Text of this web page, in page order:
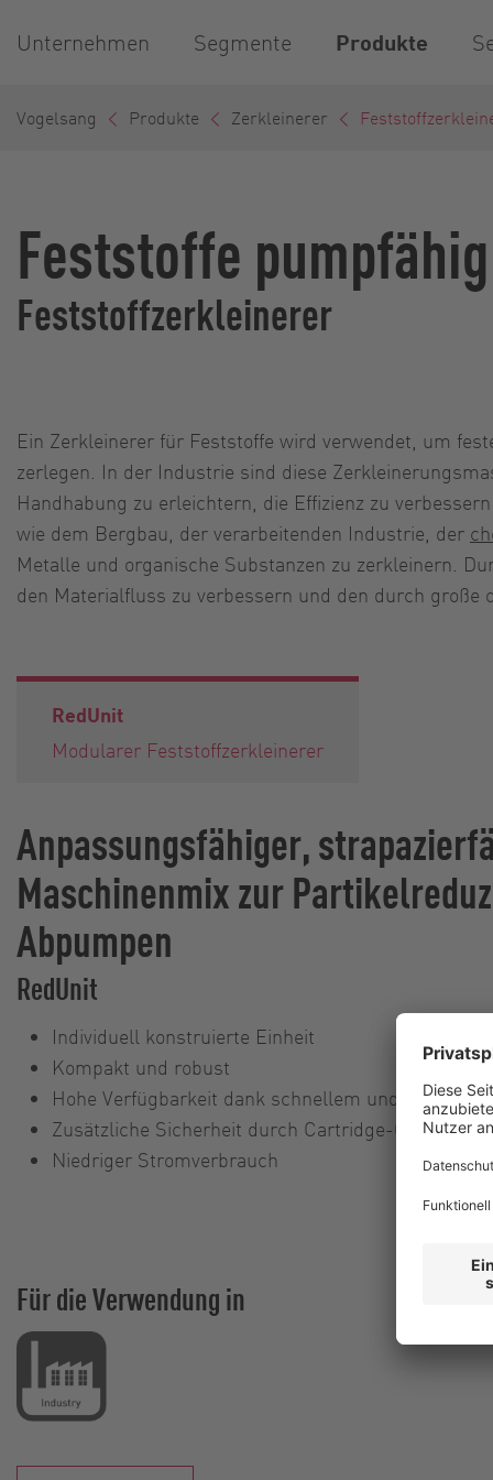
Unternehmen Segmente Produkte
Vogelsang Produkte Zerkleinerer
Feststoffe
Feststoffzerkleinerer
Ein Zerkleinerer für Feststoffe wird verwendet, um
zerlegen. In der Industrie sind diese
Handhabung zu erleichtern, die Effizienz zu
wie dem Bergbau, der verarbeitenden Industrie, der
Metalle und organische Substanzen zu zerkleinern.
den Materialfluss zu verbessern und den durch
RedUnit
Modularer Feststoffzerkleinerer
Anpassungsfähiger,
Maschinenmix zur
Abpumpen
RedUnit
Individuell konstruierte Einheit
Kompakt und robust
Hohe Verfügbarkeit dank schnellem und
Zusätzliche Sicherheit durch Cartridge-
Niedriger Stromverbrauch
Für die Verwendung in